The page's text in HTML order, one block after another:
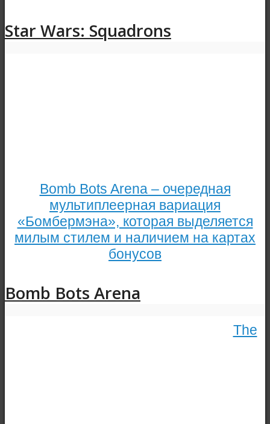
Star Wars: Squadrons
Bomb Bots Arena – очередная
мультиплеерная вариация
«Бомбермэна», которая выделяется
милым стилем и наличием на картах
бонусов
Bomb Bots Arena
The